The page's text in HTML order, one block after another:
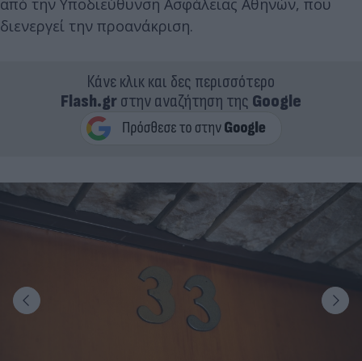
από την Υποδιεύθυνση Ασφάλειας Αθηνών, που
διενεργεί την προανάκριση.
Κάνε κλικ και δες περισσότερο
Flash.grστην αναζήτηση της Google